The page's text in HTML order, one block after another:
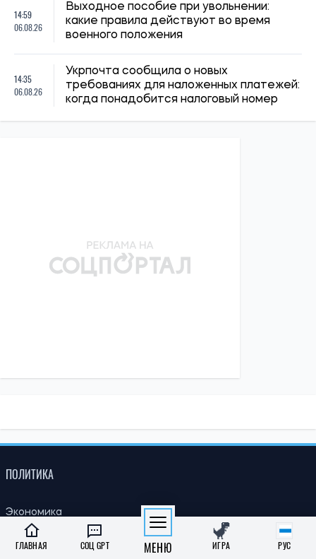
14:59
06.08.26
Выходное пособие при увольнении:
какие правила действуют во время
военного положения
14:35
06.08.26
Укрпочта сообщила о новых
требованиях для наложенных платежей:
когда понадобится налоговый номер
ПОЛИТИКА
Экономика
Бизнес
ГЛАВНАЯ СОЦ GPT МЕНЮ ИГРА РУС